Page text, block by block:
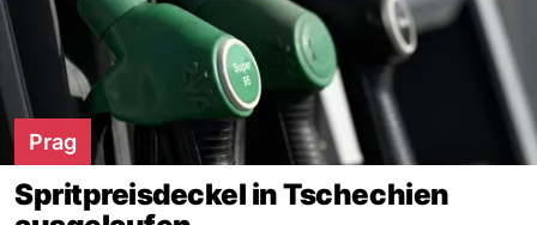
Prag
Spritpreisdeckel in Tschechien